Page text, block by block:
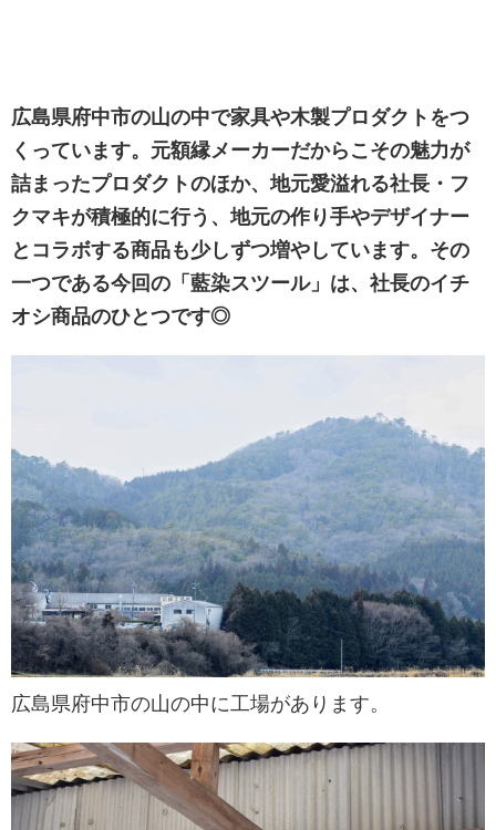
広島県府中市の山の中で家具や木製プロダクトをつ
くっています。元額縁メーカーだからこその魅力が
詰まったプロダクトのほか、地元愛溢れる社長・フ
クマキが積極的に行う、地元の作り手やデザイナー
とコラボする商品も少しずつ増やしています。その
一つである今回の「藍染スツール」は、社長のイチ
オシ商品のひとつです◎
広島県府中市の山の中に工場があります。